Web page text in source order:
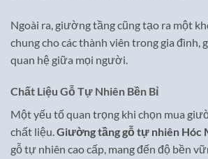
Ngoài ra, giường tầng cũng tạo ra một
chung cho các thành viên trong gia đình,
quan hệ giữa mọi người.
Chất Liệu Gỗ Tự Nhiên Bền Bỉ
Một yếu tố quan trọng khi chọn mua
chất liệu.Giường tầng gỗ tự nhiên Hóc
gỗ tự nhiên cao cấp, mang đến độ bền